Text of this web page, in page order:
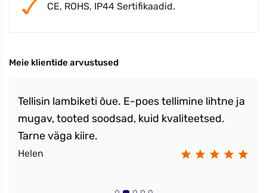
CE, ROHS, IP44 Sertifikaadid.
Meie klientide arvustused
Tellisin lambiketi õue. E-poes tellimine lihtne ja
mugav, tooted soodsad, kuid kvaliteetsed.
Tarne väga kiire.
Helen